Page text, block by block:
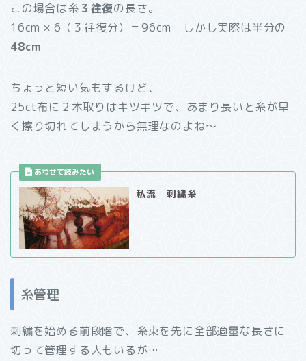
この場合は糸 ３往復の長さ。
16cm × 6（３往復分）＝96cm しかし実際は半分の
48cm
ちょっと短い気もするけど、
25ct布に２本取りはキツキツで、あまり長いと糸が早
く擦り切れてしまうから無理なのよね～
私流 刺繍糸
糸管理
刺繍を始める前段階で、糸束を先に全部適量な長さに
切って管理する人もいるが…